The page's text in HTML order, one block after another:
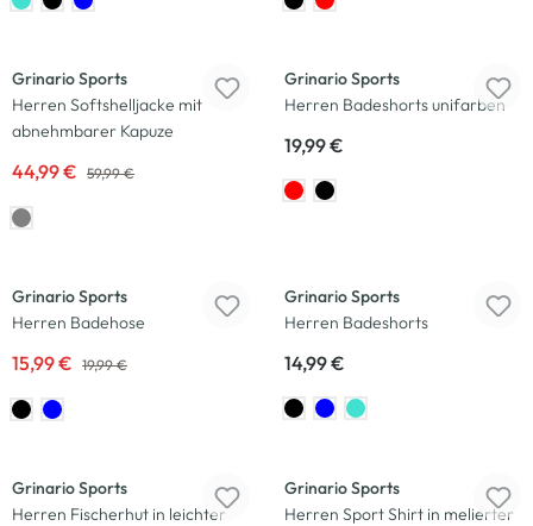
Grinario Sports
Herren Softshelljacke mit
abnehmbarer Kapuze
44,99 € 59,99 €
Grinario Sports
Herren Badeshorts unifarben
19,99 €
Grinario Sports
Herren Badehose
15,99 € 19,99 €
Grinario Sports
Herren Badeshorts
14,99 €
Grinario Sports
Herren Fischerhut in leichter
Grinario Sports
Herren Sport Shirt in melierter